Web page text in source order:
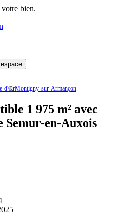
bien.
d'OrMontigny-sur-Armançon
1 975 m² avec
Semur-en-Auxois